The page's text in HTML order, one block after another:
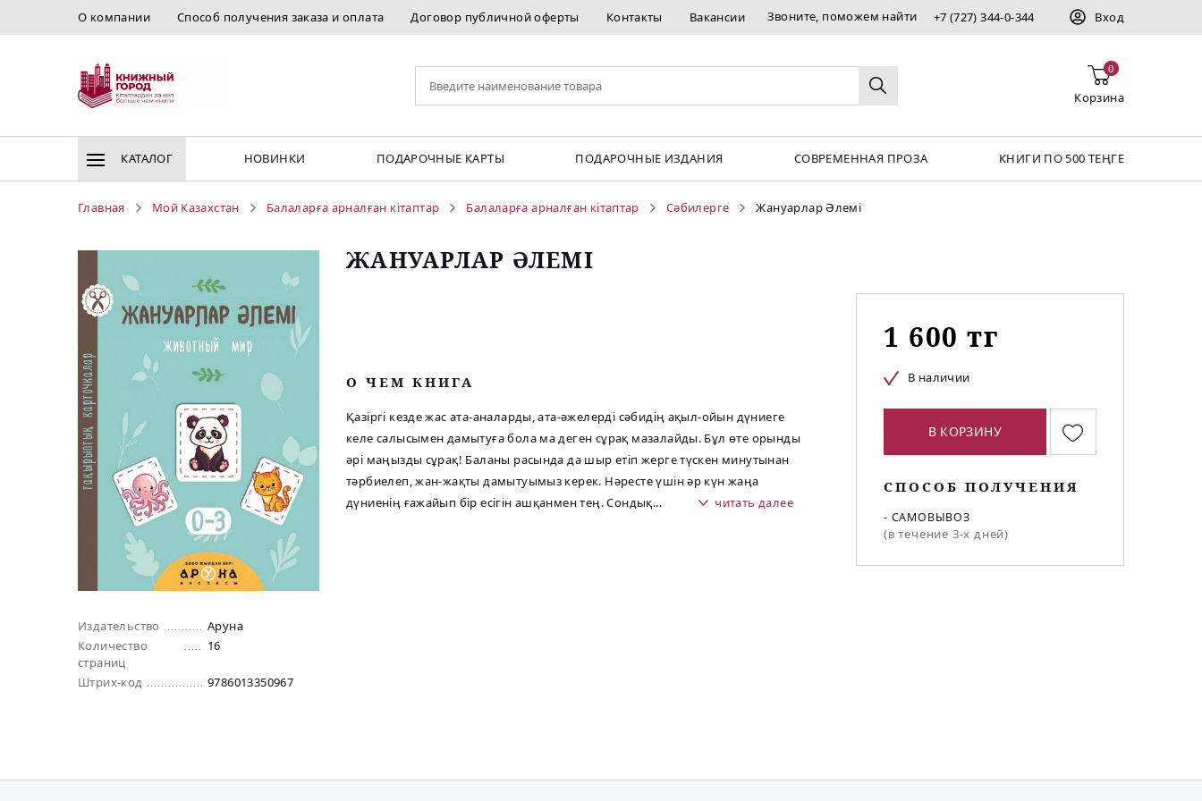
О компании Способ получения заказа и оплата Договор публичной оферты Контакты Вакансии Звоните, поможем найти +7 (727) 344-0-344 Вход
0
Корзина
КАТАЛОГ НОВИНКИ ПОДАРОЧНЫЕ КАРТЫ ПОДАРОЧНЫЕ ИЗДАНИЯ СОВРЕМЕННАЯ ПРОЗА КНИГИ ПО 500 ТЕҢГЕ
Главная Мой Казахстан Балаларға арналған кітаптар Балаларға арналған кітаптар Сәбилерге Жануарлар Әлемі
Издательство
Аруна
Количество
страниц
16
Штрих-код 9786013350967
ЖАНУАРЛАР ӘЛЕМІ
O ЧЕМ КНИГА
Қазіргі кезде жас ата-аналарды, ата-әжелерді сәбидің ақыл-ойын дүниеге
келе салысымен дамытуға бола ма деген сұрақ мазалайды. Бұл өте орынды
әрі маңызды сұрақ! Баланы расында да шыр етіп жерге түскен минутынан
тәрбиелеп, жан-жақты дамытуымыз керек. Нәресте үшін әр күн жаңа
дүниенің ғажайып бір есігін ашқанмен тең. Сондық... читать далее
1 600 тг
В наличии
В КОРЗИНУ
СПОСОБ ПОЛУЧЕНИЯ
- САМОВЫВОЗ
(в течение 3-х дней)